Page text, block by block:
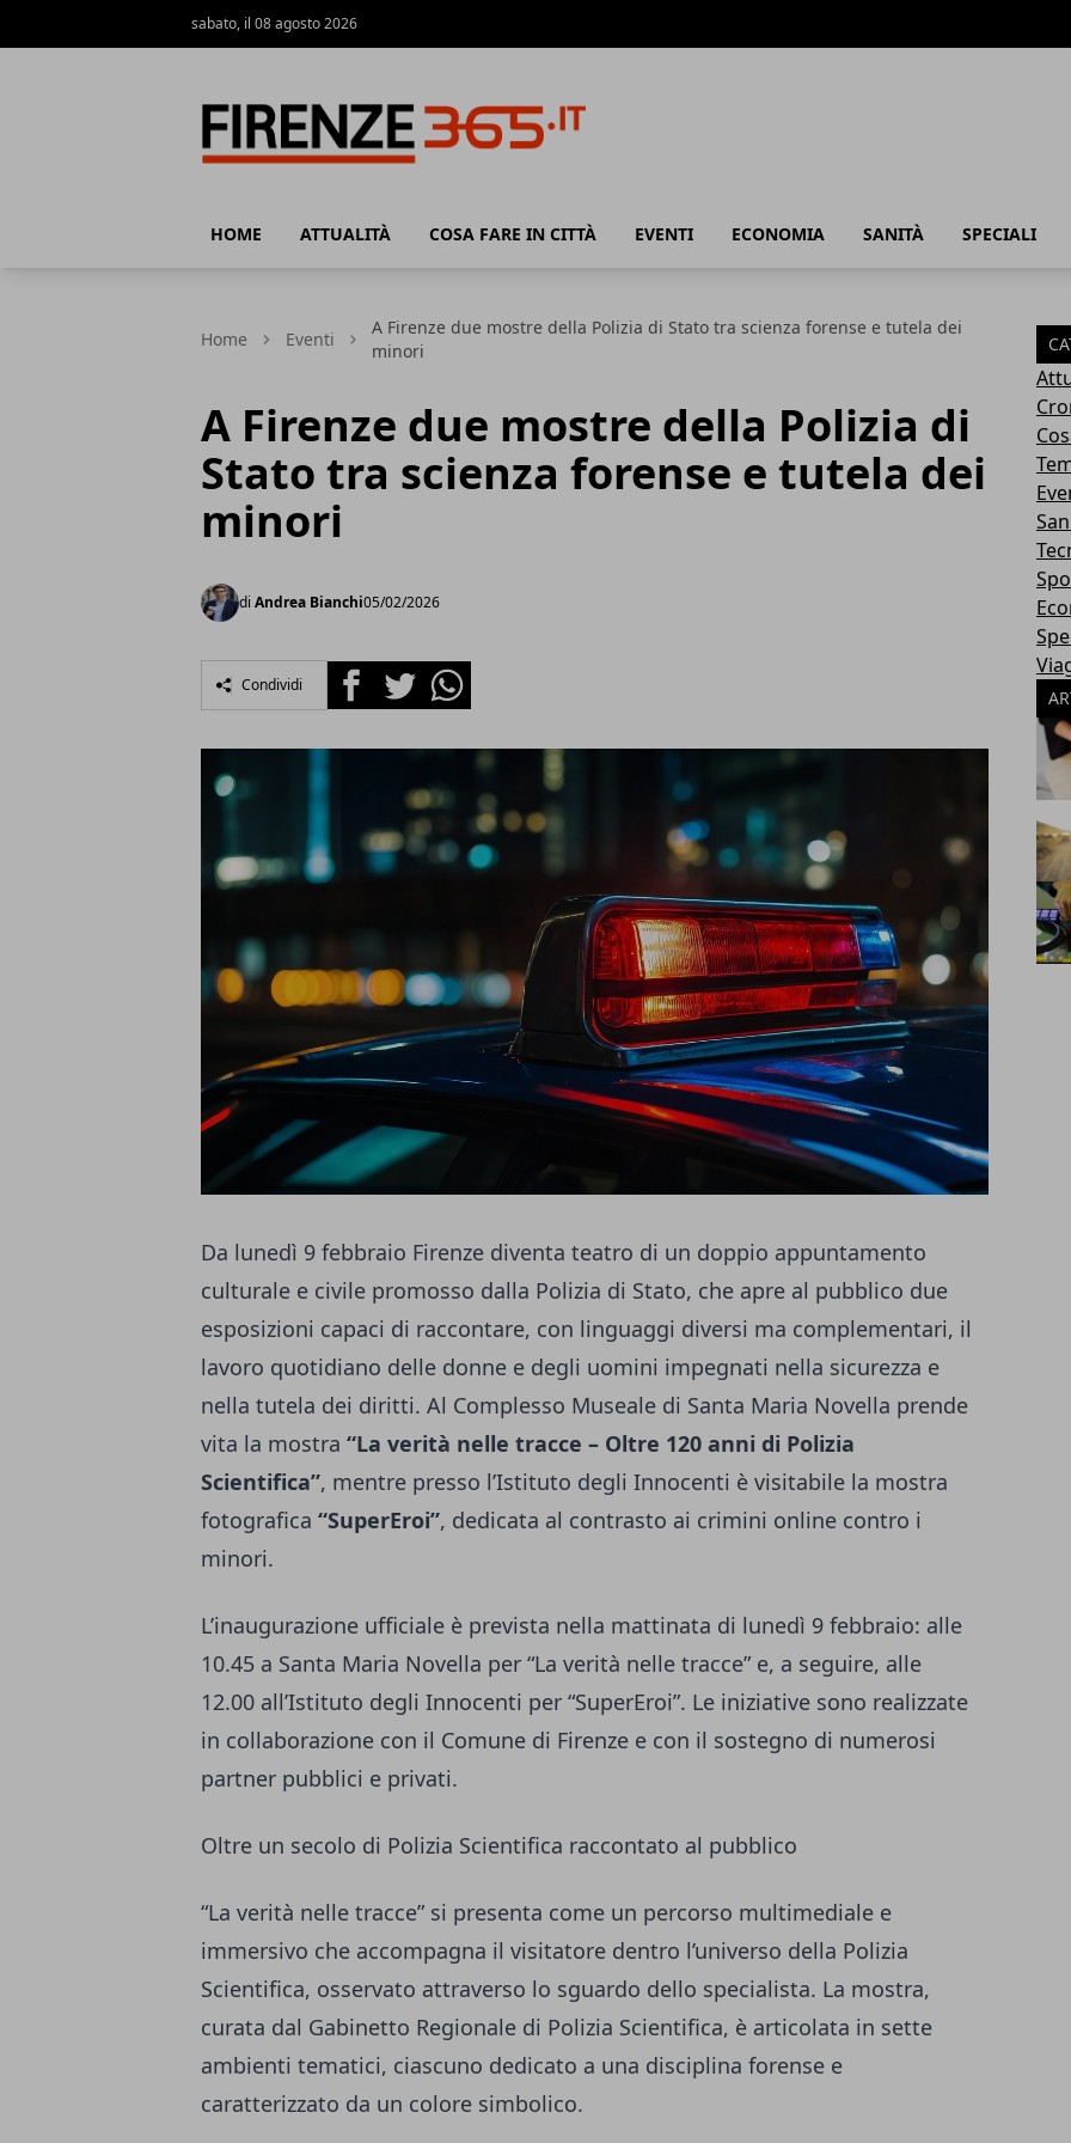
sabato, il 08 agosto 2026
HOME ATTUALITÀ COSA FARE IN CITTÀ EVENTI ECONOMIA SANITÀ SPECIALI
Home Eventi
A Firenze due mostre della Polizia di Stato tra scienza forense e tutela dei
minori
A Firenze due mostre della Polizia di
Stato tra scienza forense e tutela dei
minori
di Andrea Bianchi05/02/2026
Condividi FacebookTwitterWhatsapp
Da lunedì 9 febbraio Firenze diventa teatro di un doppio appuntamento
culturale e civile promosso dalla Polizia di Stato, che apre al pubblico due
esposizioni capaci di raccontare, con linguaggi diversi ma complementari, il
lavoro quotidiano delle donne e degli uomini impegnati nella sicurezza e
nella tutela dei diritti. Al Complesso Museale di Santa Maria Novella prende
vita la mostra “La verità nelle tracce – Oltre 120 anni di Polizia
Scientifica”, mentre presso l’Istituto degli Innocenti è visitabile la mostra
fotografica “SuperEroi”, dedicata al contrasto ai crimini online contro i
minori.
L’inaugurazione ufficiale è prevista nella mattinata di lunedì 9 febbraio: alle
10.45 a Santa Maria Novella per “La verità nelle tracce” e, a seguire, alle
12.00 all’Istituto degli Innocenti per “SuperEroi”. Le iniziative sono realizzate
in collaborazione con il Comune di Firenze e con il sostegno di numerosi
partner pubblici e privati.
Oltre un secolo di Polizia Scientifica raccontato al pubblico
“La verità nelle tracce” si presenta come un percorso multimediale e
immersivo che accompagna il visitatore dentro l’universo della Polizia
Scientifica, osservato attraverso lo sguardo dello specialista. La mostra,
curata dal Gabinetto Regionale di Polizia Scientifica, è articolata in sette
ambienti tematici, ciascuno dedicato a una disciplina forense e
caratterizzato da un colore simbolico.